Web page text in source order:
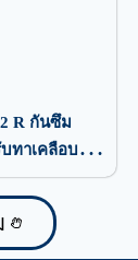
R กันซึม
ทาเคลือบ
ม